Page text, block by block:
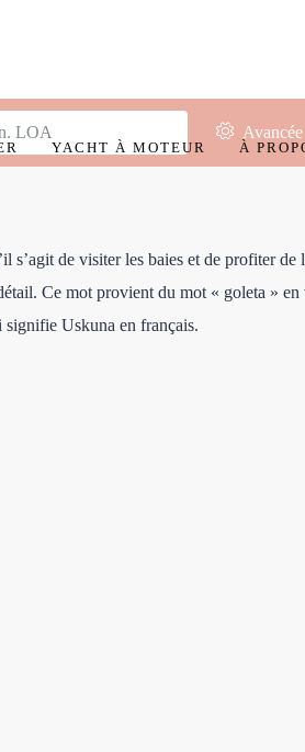
YACHT À MOTEUR À
Avancée
s’agit de visiter les baies et de profiter de
Ce mot provient du mot « goleta » en
signifie Uskuna en français.